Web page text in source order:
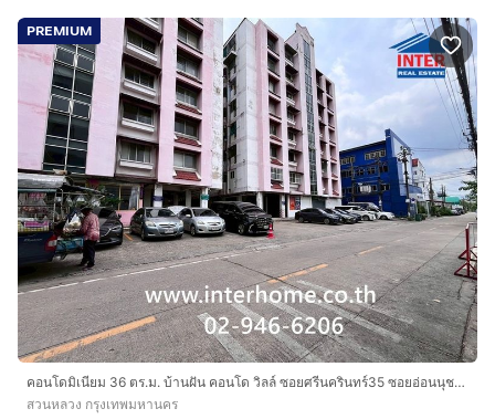
PREMIUM
คอนโดมิเนียม 36 ตร.ม. บ้านฝัน คอนโด วิลล์ ซอยศรีนครินทร์35 ซอยอ่อนนุช64 ถนนศรีนครินทร์ ถนนอ่อนนุช64 เขตสวนหลวง กรุงเทพมหานคร
สวนหลวง กรุงเทพมหานคร